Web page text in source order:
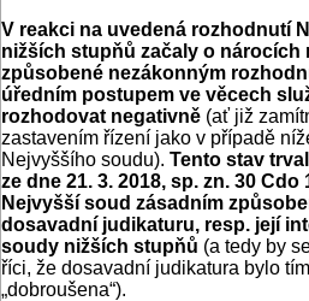
V reakci na uvedená rozhodnutí
nižších stupňů začaly o nárocích
způsobené nezákonným
úředním postupem ve věcech
rozhodovat negativně (ať již
zastavením řízení jako v případě
Nejvyššího soudu). Tento stav
ze dne 21. 3. 2018, sp. zn. 30 Cdo
Nejvyšší soud zásadním
dosavadní judikaturu, resp. její
soudy nižších stupňů (a tedy by
říci, že dosavadní judikatura bylo
„dobroušena“).